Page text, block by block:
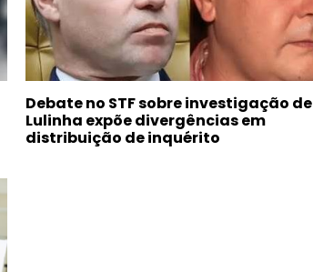
Debate no STF sobre investigação de
Lulinha expõe divergências em
distribuição de inquérito